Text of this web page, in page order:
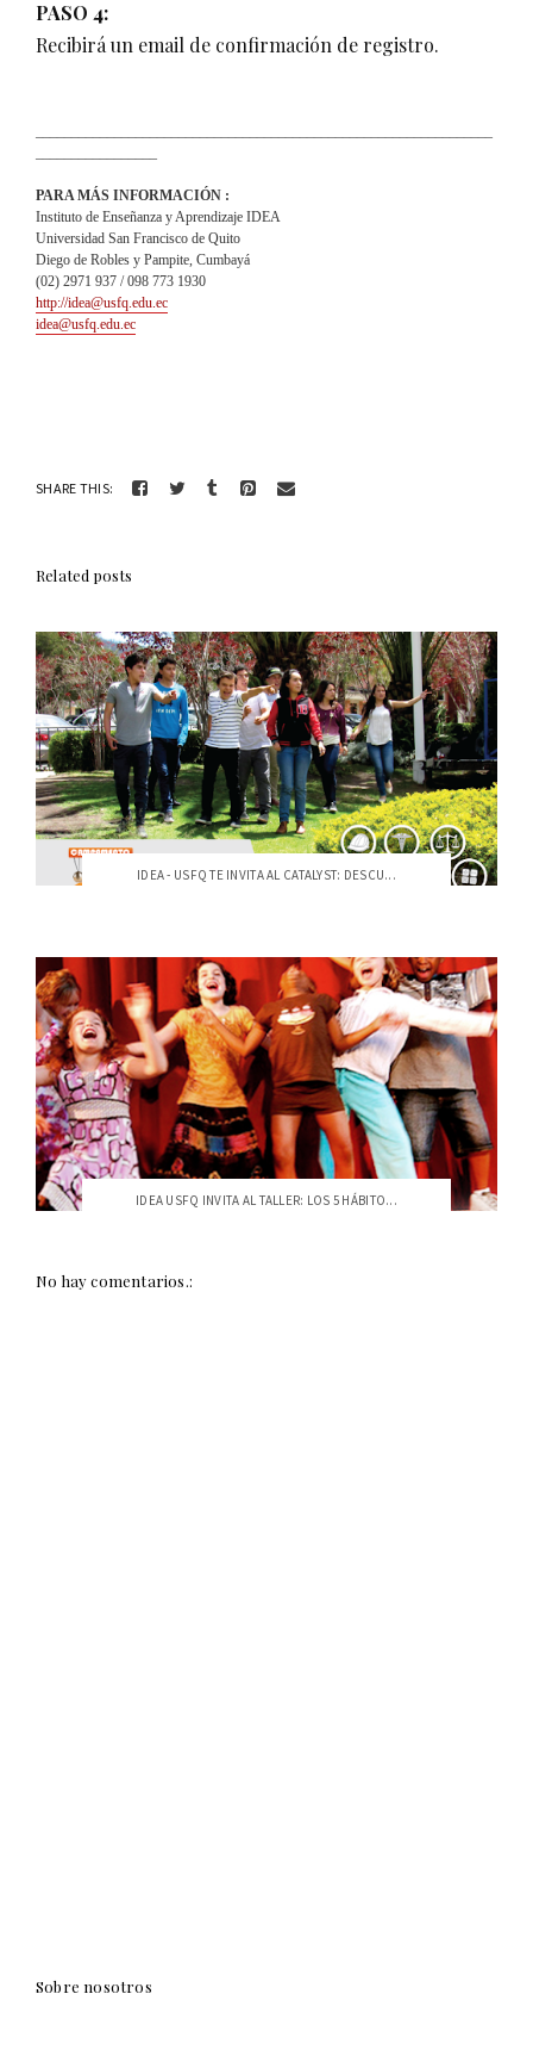
PASO 4:
Recibirá un email de confirmación de registro.
PARA MÁS INFORMACIÓN :
Instituto de Enseñanza y Aprendizaje IDEA
Universidad San Francisco de Quito
Diego de Robles y Pampite, Cumbayá
(02) 2971 937 / 098 773 1930
http://idea@usfq.edu.ec
idea@usfq.edu.ec
SHARE THIS:
Related posts
IDEA - USFQ TE INVITA AL CATALYST: DESCU...
IDEA USFQ INVITA AL TALLER: LOS 5 HÁBITO...
No hay comentarios.:
Sobre nosotros